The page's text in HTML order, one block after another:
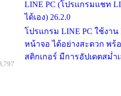
LINE PC (โปรแกรมแชท
ได้เอง) 26.2.0
โปรแกรม LINE PC ใช้งา
หน้าจอ ได้อย่างสะดวก พร้
สติกเกอร์ มีการอัปเดตสม่ำ